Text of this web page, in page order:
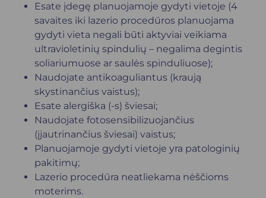
Esate įdegę planuojamoje gydyti vietoje (4
savaites iki lazerio procedūros planuojama
gydyti vieta negali būti aktyviai veikiama
ultravioletinių spindulių – negalima degintis
soliariumuose ar saulės spinduliuose);
Naudojate antikoaguliantus (kraują
skystinančius vaistus);
Esate alergiška (-s) šviesai;
Naudojate fotosensibilizuojančius
(įjautrinančius šviesai) vaistus;
Planuojamoje gydyti vietoje yra patologinių
pakitimų;
Lazerio procedūra neatliekama nėščioms
moterims.